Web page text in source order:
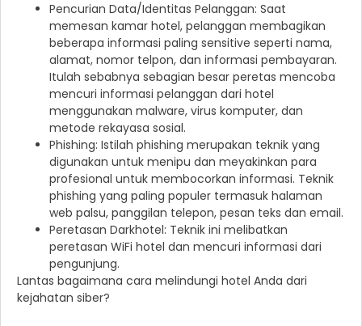
Pencurian Data/Identitas Pelanggan: Saat
memesan kamar hotel, pelanggan membagikan
beberapa informasi paling sensitive seperti nama,
alamat, nomor telpon, dan informasi pembayaran.
Itulah sebabnya sebagian besar peretas mencoba
mencuri informasi pelanggan dari hotel
menggunakan malware, virus komputer, dan
metode rekayasa sosial.
Phishing: Istilah phishing merupakan teknik yang
digunakan untuk menipu dan meyakinkan para
profesional untuk membocorkan informasi. Teknik
phishing yang paling populer termasuk halaman
web palsu, panggilan telepon, pesan teks dan email.
Peretasan Darkhotel: Teknik ini melibatkan
peretasan WiFi hotel dan mencuri informasi dari
pengunjung.
Lantas bagaimana cara melindungi hotel Anda dari
kejahatan siber?